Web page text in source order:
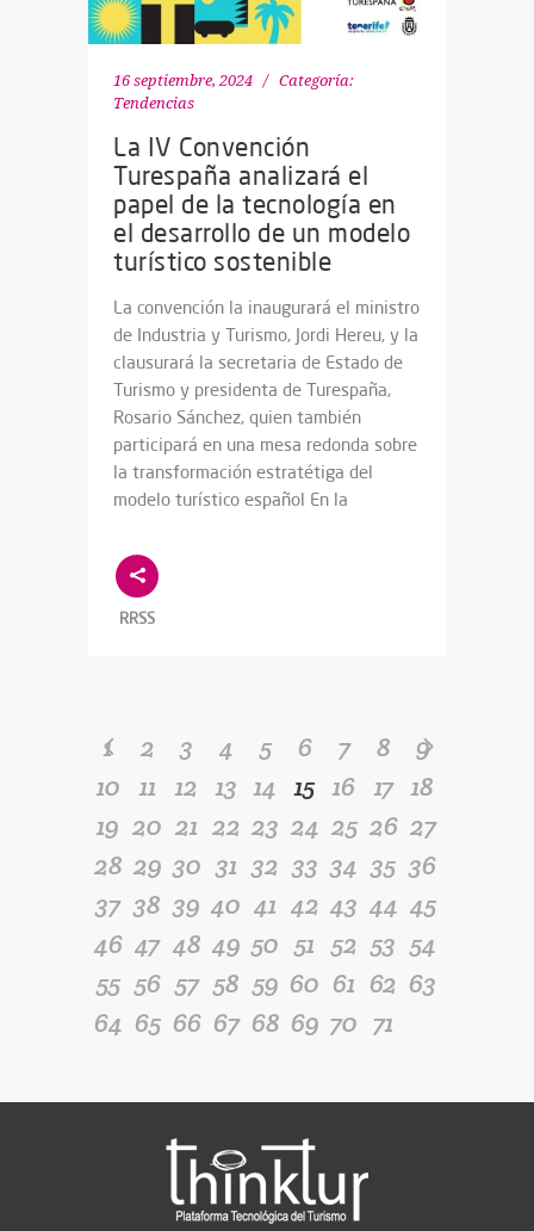
16 septiembre, 2024
Categoría:
Tendencias
La IV Convención
Turespaña analizará el
papel de la tecnología en
el desarrollo de un modelo
turístico sostenible
La convención la inaugurará el ministro
de Industria y Turismo, Jordi Hereu, y la
clausurará la secretaria de Estado de
Turismo y presidenta de Turespaña,
Rosario Sánchez, quien también
participará en una mesa redonda sobre
la transformación estratétiga del
modelo turístico español En la
RRSS
1 2 3 4 5 6 7 8
9
10
11 12 13 14 15 16 17 18
19 20 21 22 23 24 25 26 27
28 29 30 31 32 33 34 35 36
37 38 39 40 41 42 43 44 45
46 47 48 49 50 51 52 53 54
55 56 57 58 59 60 61 62 63
64 65 66 67 68 69 70 71